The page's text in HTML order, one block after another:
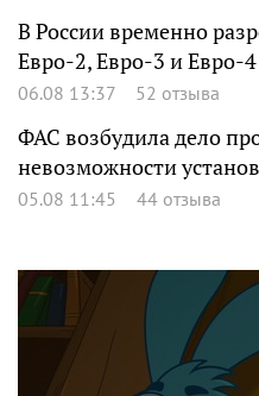
В России временно
Евро-2, Евро-3 и Евро-4
06.08 13:37 52 отзыва
ФАС возбудила дело
невозможности
05.08 11:45 44 отзыва